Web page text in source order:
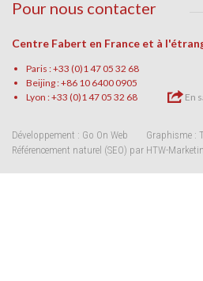
Pour nous contacter
Centre Fabert en France et à
Paris : +33 (0)1 47 05 32 68
Beijing : +86 10 6400 0905
Lyon : +33 (0)1 47 05 32 68
En
Développement : Go On Web Graphisme :
Référencement naturel (SEO) par HTW-